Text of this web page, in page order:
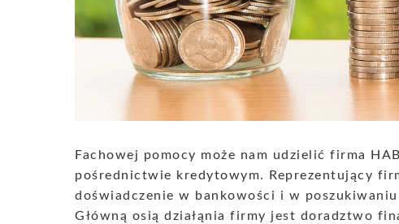
Fachowej pomocy może nam udzielić firma
pośrednictwie kredytowym. Reprezentujący
doświadczenie w bankowości i w
Główną osią działąnia firmy jest doradztwo